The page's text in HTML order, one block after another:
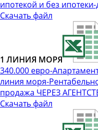
ипотекой и без
Скачать файл
1 ЛИНИЯ МОРЯ
340.000 евро-
линия моря-
продажа ЧЕРЕЗ
Скачать файл